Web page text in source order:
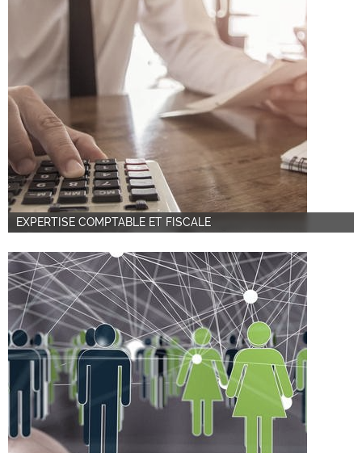
EXPERTISE COMPTABLE ET FISCALE